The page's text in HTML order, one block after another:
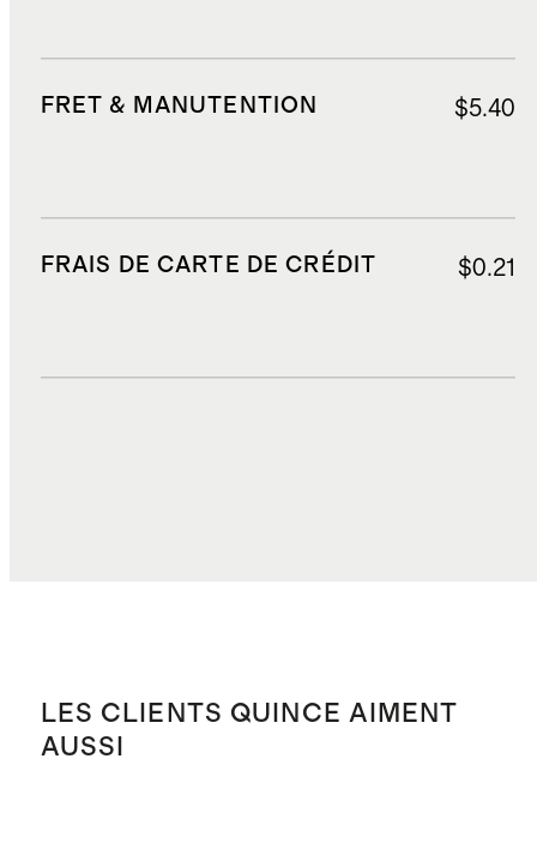
FRET & MANUTENTION $5.40
FRAIS DE CARTE DE CRÉDIT $0.21
LES CLIENTS QUINCE AIMENT
AUSSI